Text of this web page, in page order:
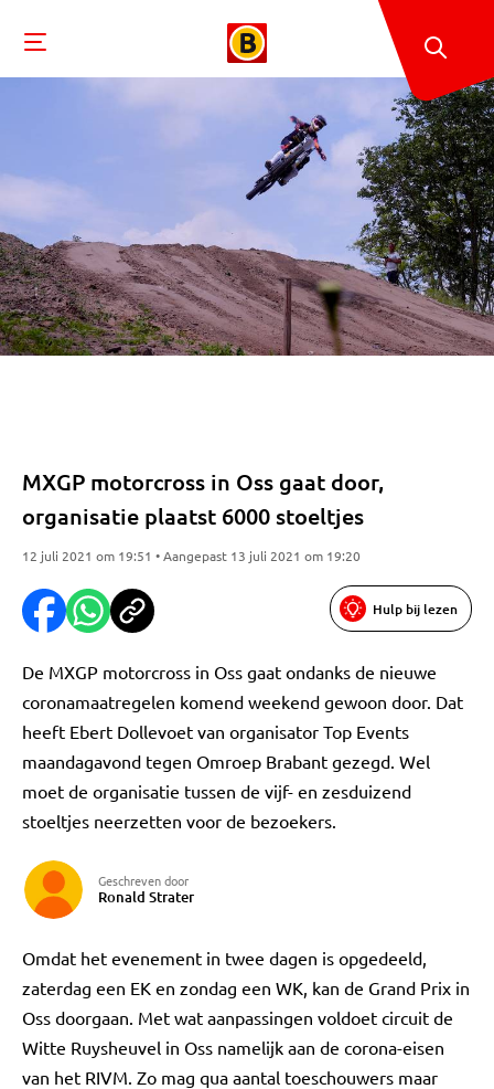
MXGP motorcross in Oss gaat door,
organisatie plaatst 6000 stoeltjes
12 juli 2021 om 19:51 • Aangepast 13 juli 2021 om 19:20
Hulp bij lezen
De MXGP motorcross in Oss gaat ondanks de nieuwe
coronamaatregelen komend weekend gewoon door. Dat
heeft Ebert Dollevoet van organisator Top Events
maandagavond tegen Omroep Brabant gezegd. Wel
moet de organisatie tussen de vijf- en zesduizend
stoeltjes neerzetten voor de bezoekers.
Geschreven door
Ronald Strater
Omdat het evenement in twee dagen is opgedeeld,
zaterdag een EK en zondag een WK, kan de Grand Prix in
Oss doorgaan. Met wat aanpassingen voldoet circuit de
Witte Ruysheuvel in Oss namelijk aan de corona-eisen
van het RIVM. Zo mag qua aantal toeschouwers maar